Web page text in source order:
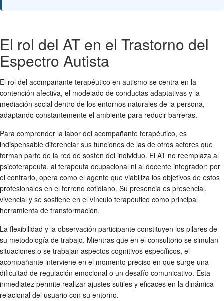
El rol del AT en el Trastorno del
Espectro Autista
El rol del acompañante terapéutico en autismo se centra en la
contención afectiva, el modelado de conductas adaptativas y la
mediación social dentro de los entornos naturales de la persona,
adaptando constantemente el ambiente para reducir barreras.
Para comprender la labor del acompañante terapéutico, es
indispensable diferenciar sus funciones de las de otros actores que
forman parte de la red de sostén del individuo. El AT no reemplaza al
psicoterapeuta, al terapeuta ocupacional ni al docente integrador; por
el contrario, opera como el agente que viabiliza los objetivos de estos
profesionales en el terreno cotidiano. Su presencia es presencial,
vivencial y se sostiene en el vínculo terapéutico como principal
herramienta de transformación.
La flexibilidad y la observación participante constituyen los pilares de
su metodología de trabajo. Mientras que en el consultorio se simulan
situaciones o se trabajan aspectos cognitivos específicos, el
acompañante interviene en el momento preciso en que surge una
dificultad de regulación emocional o un desafío comunicativo. Esta
inmediatez permite realizar ajustes sutiles y eficaces en la dinámica
relacional del usuario con su entorno.